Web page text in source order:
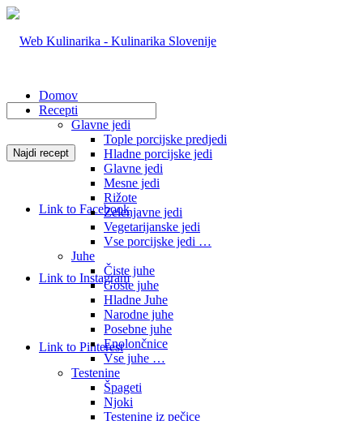
Link to Facebook
Link to Instagram
Link to Pinterest
Domov
Recepti
Glavne jedi
Tople porcijske predjedi
Hladne porcijske jedi
Glavne jedi
Mesne jedi
Rižote
Zelenjavne jedi
Vegetarijanske jedi
Vse porcijske jedi …
Juhe
Čiste juhe
Goste juhe
Hladne Juhe
Narodne juhe
Posebne juhe
Enolončnice
Vse juhe …
Testenine
Špageti
Njoki
Testenine iz pečice